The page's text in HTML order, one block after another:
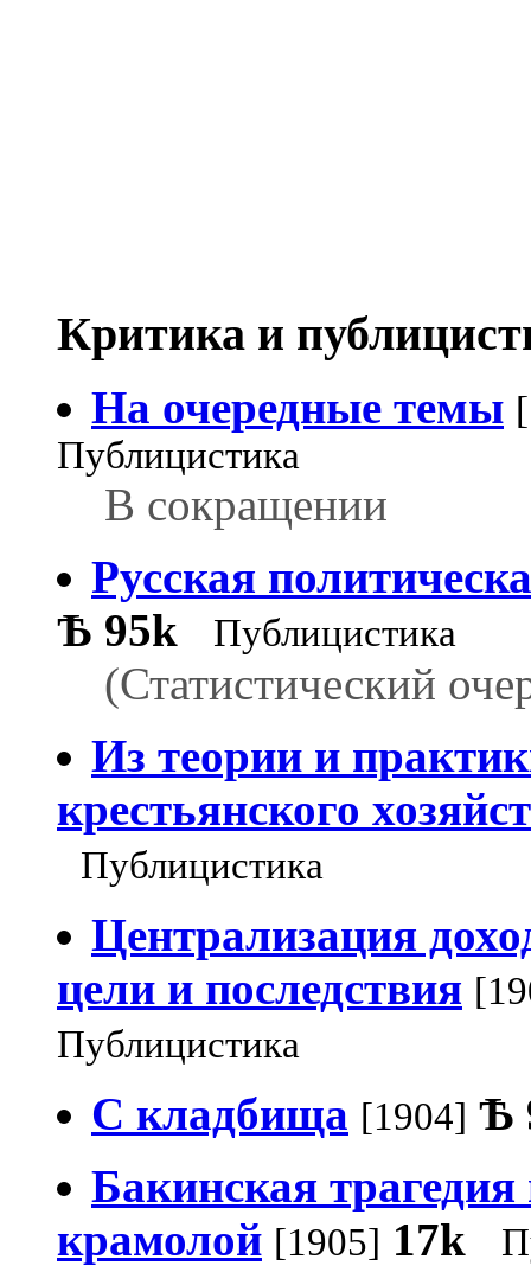
Критика и
На очередные темы
Публицистика
В сокращении
Русская
Ѣ 95k Публицистика
(Статистический
Из теории и
крестьянского
Публицистика
Централизация
цели и последствия
Публицистика
С кладбища [1904] Ѣ
Бакинская трагедия
крамолой [1905] 17k